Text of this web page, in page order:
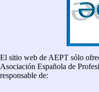
El sitio web de AEPT sólo
Asociación Española de
responsable de: